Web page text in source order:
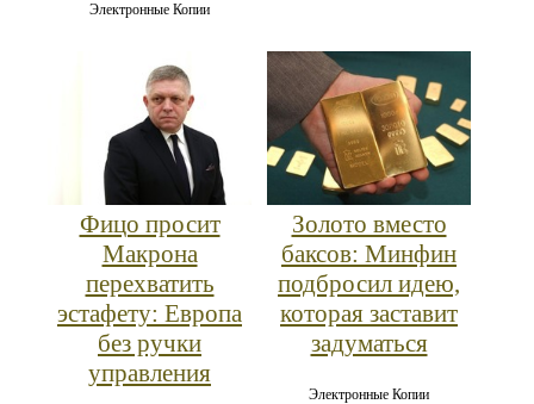
Электронные Копии
Фицо просит
Макрона
перехватить
эстафету: Европа
без ручки
управления
Золото вместо
баксов: Минфин
подбросил идею,
которая заставит
задуматься
Электронные Копии